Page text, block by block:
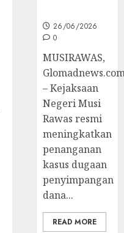
26/06/2026
0
MUSIRAWAS,
– Kejaksaan
Negeri Musi
Rawas resmi
meningkatkan
penanganan
kasus dugaan
penyimpangan
dana...
READ MORE